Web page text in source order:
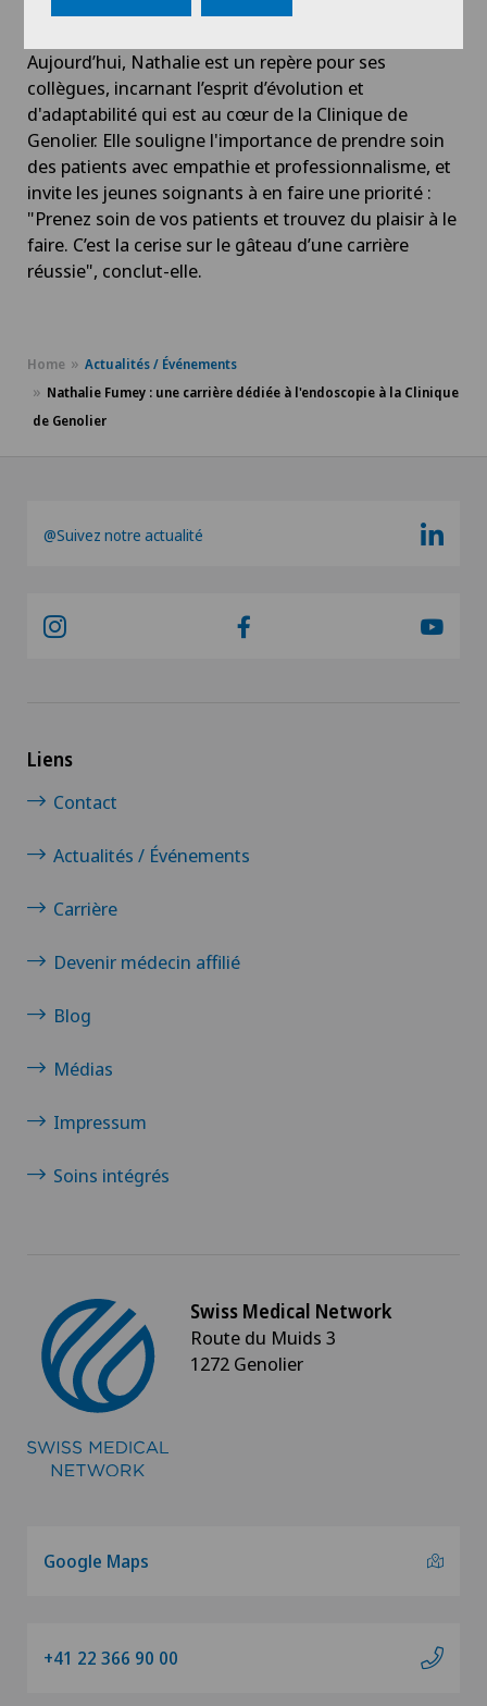
Un parcours inspirant
Aujourd’hui, Nathalie est un repère pour ses
collègues, incarnant l’esprit d’évolution et
d'adaptabilité qui est au cœur de la Clinique de
Genolier. Elle souligne l'importance de prendre soin
des patients avec empathie et professionnalisme, et
invite les jeunes soignants à en faire une priorité :
"Prenez soin de vos patients et trouvez du plaisir à le
faire. C’est la cerise sur le gâteau d’une carrière
réussie", conclut-elle.
Home
Actualités / Événements
Nathalie Fumey : une carrière dédiée à l'endoscopie à la Clinique
de Genolier
@Suivez notre actualité
Liens
Contact
Actualités / Événements
Carrière
Devenir médecin affilié
Blog
Médias
Impressum
Soins intégrés
Swiss Medical Network
Route du Muids 3
1272 Genolier
Google Maps
+41 22 366 90 00